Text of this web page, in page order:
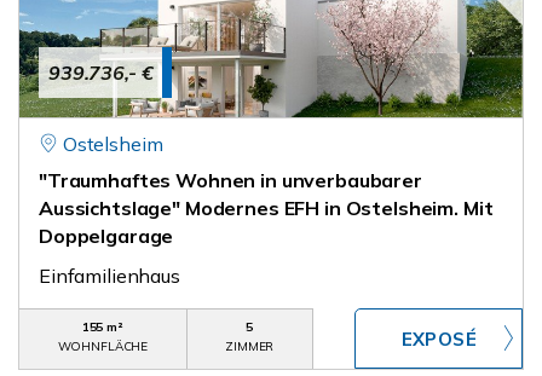
939.736,- €
Ostelsheim
"Traumhaftes Wohnen in unverbaubarer
Aussichtslage" Modernes EFH in Ostelsheim. Mit
Doppelgarage
Einfamilienhaus
155 m²
WOHNFLÄCHE
5
ZIMMER